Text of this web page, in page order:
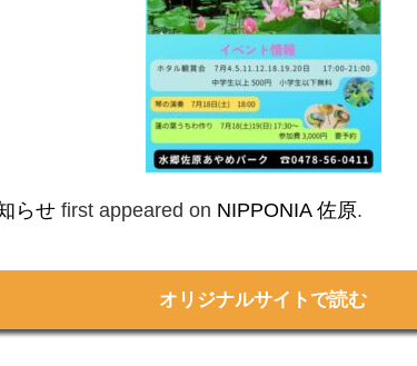
らせ first appeared on NIPPONIA 佐原.
オリジナルサイトで読む